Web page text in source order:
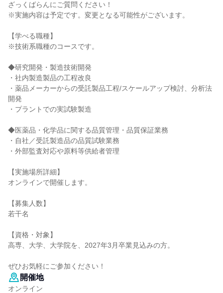
ざっくばらんにご質問ください！
※実施内容は予定です。変更となる可能性がございます。
【学べる職種】
※技術系職種のコースです。
◆研究開発・製造技術開発
・社内製造製品の工程改良
・薬品メーカーからの受託製品工程/スケールアップ検討、分析法
開発
・プラントでの実試験製造
◆医薬品・化学品に関する品質管理・品質保証業務
・自社／受託製造品の品質試験業務
・外部監査対応や原料等供給者管理
【実施場所詳細】
オンラインで開催します。
【募集人数】
若干名
【資格・対象】
高専、大学、大学院を、2027年3月卒業見込みの方。
ぜひお気軽にご参加ください！
開催地
オンライン